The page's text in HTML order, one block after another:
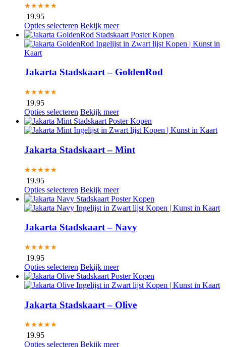
★★★★★
19.95
Opties selecteren Bekijk meer
Jakarta Stadskaart – GoldenRod
★★★★★
19.95
Opties selecteren Bekijk meer
Jakarta Stadskaart – Mint
★★★★★
19.95
Opties selecteren Bekijk meer
Jakarta Stadskaart – Navy
★★★★★
19.95
Opties selecteren Bekijk meer
Jakarta Stadskaart – Olive
★★★★★
19.95
Opties selecteren Bekijk meer